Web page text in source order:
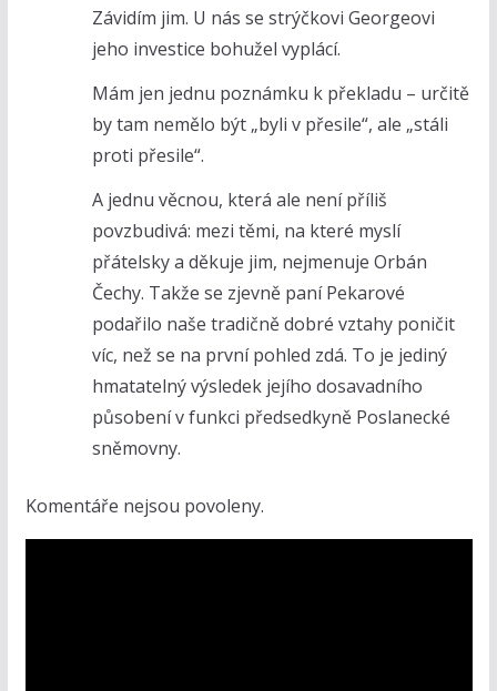
Závidím jim. U nás se strýčkovi Georgeovi
jeho investice bohužel vyplácí.
Mám jen jednu poznámku k překladu – určitě
by tam nemělo být „byli v přesile“, ale „stáli
proti přesile“.
A jednu věcnou, která ale není příliš
povzbudivá: mezi těmi, na které myslí
přátelsky a děkuje jim, nejmenuje Orbán
Čechy. Takže se zjevně paní Pekarové
podařilo naše tradičně dobré vztahy poničit
víc, než se na první pohled zdá. To je jediný
hmatatelný výsledek jejího dosavadního
působení v funkci předsedkyně Poslanecké
sněmovny.
Komentáře nejsou povoleny.